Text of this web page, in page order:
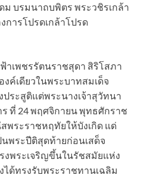
ม บรมนาถบพิตร พระวชิรเกล้า
การโปรดเกล้าโปรด
าเพชรรัตนราชสุดา สิริโสภา
ค์เดียวในพระบาทสมเด็จ
ประสูติแต่พระนางเจ้าสุวัทนา
ที่ 24 พฤศจิกายน พุทธศักราช
พระราชหฤทัยให้บังเกิด แด่
พระปีติสุดท้ายก่อนเสด็จ
งพระเจริญขึ้นในรัชสมัยแห่ง
ด้ทรงรับพระราชทานเฉลิม